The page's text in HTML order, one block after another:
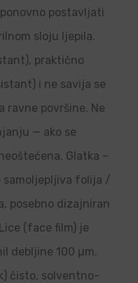
postavljati
sloju ljepila.
praktično
i ne savija se
ravne površine. Ne
— ako se
Glatka –
samoljepljiva folija /
posebno dizajniran
(face film) je
debljine 100 µm.
čisto, solventno-